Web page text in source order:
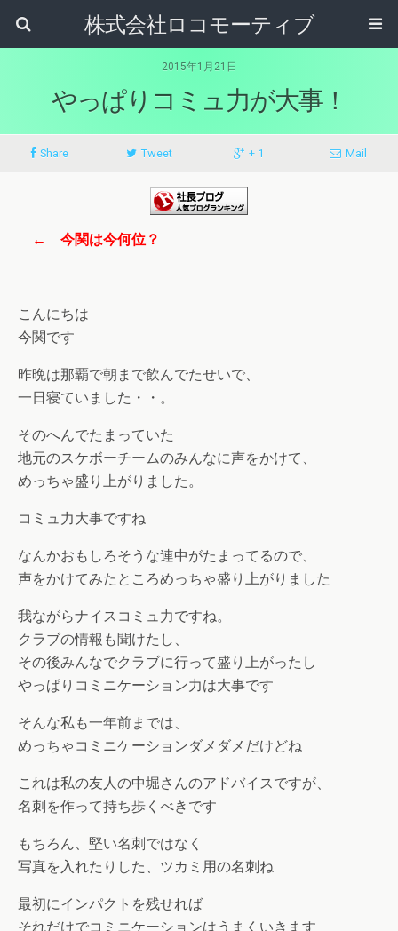
株式会社ロコモーティブ
2015年1月21日
やっぱりコミュ力が大事！
Share Tweet + 1 Mail
← 今関は今何位？
こんにちは
今関です
昨晩は那覇で朝まで飲んでたせいで、
一日寝ていました・・。
そのへんでたまっていた
地元のスケボーチームのみんなに声をかけて、
めっちゃ盛り上がりました。
コミュ力大事ですね
なんかおもしろそうな連中がたまってるので、
声をかけてみたところめっちゃ盛り上がりました
我ながらナイスコミュ力ですね。
クラブの情報も聞けたし、
その後みんなでクラブに行って盛り上がったし
やっぱりコミニケーション力は大事です
そんな私も一年前までは、
めっちゃコミニケーションダメダメだけどね
これは私の友人の中堀さんのアドバイスですが、
名刺を作って持ち歩くべきです
もちろん、堅い名刺ではなく
写真を入れたりした、ツカミ用の名刺ね
最初にインパクトを残せれば
それだけでコミニケーションはうまくいきます